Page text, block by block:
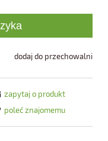
dodaj do przechowalni
zapytaj o produkt
poleć znajomemu